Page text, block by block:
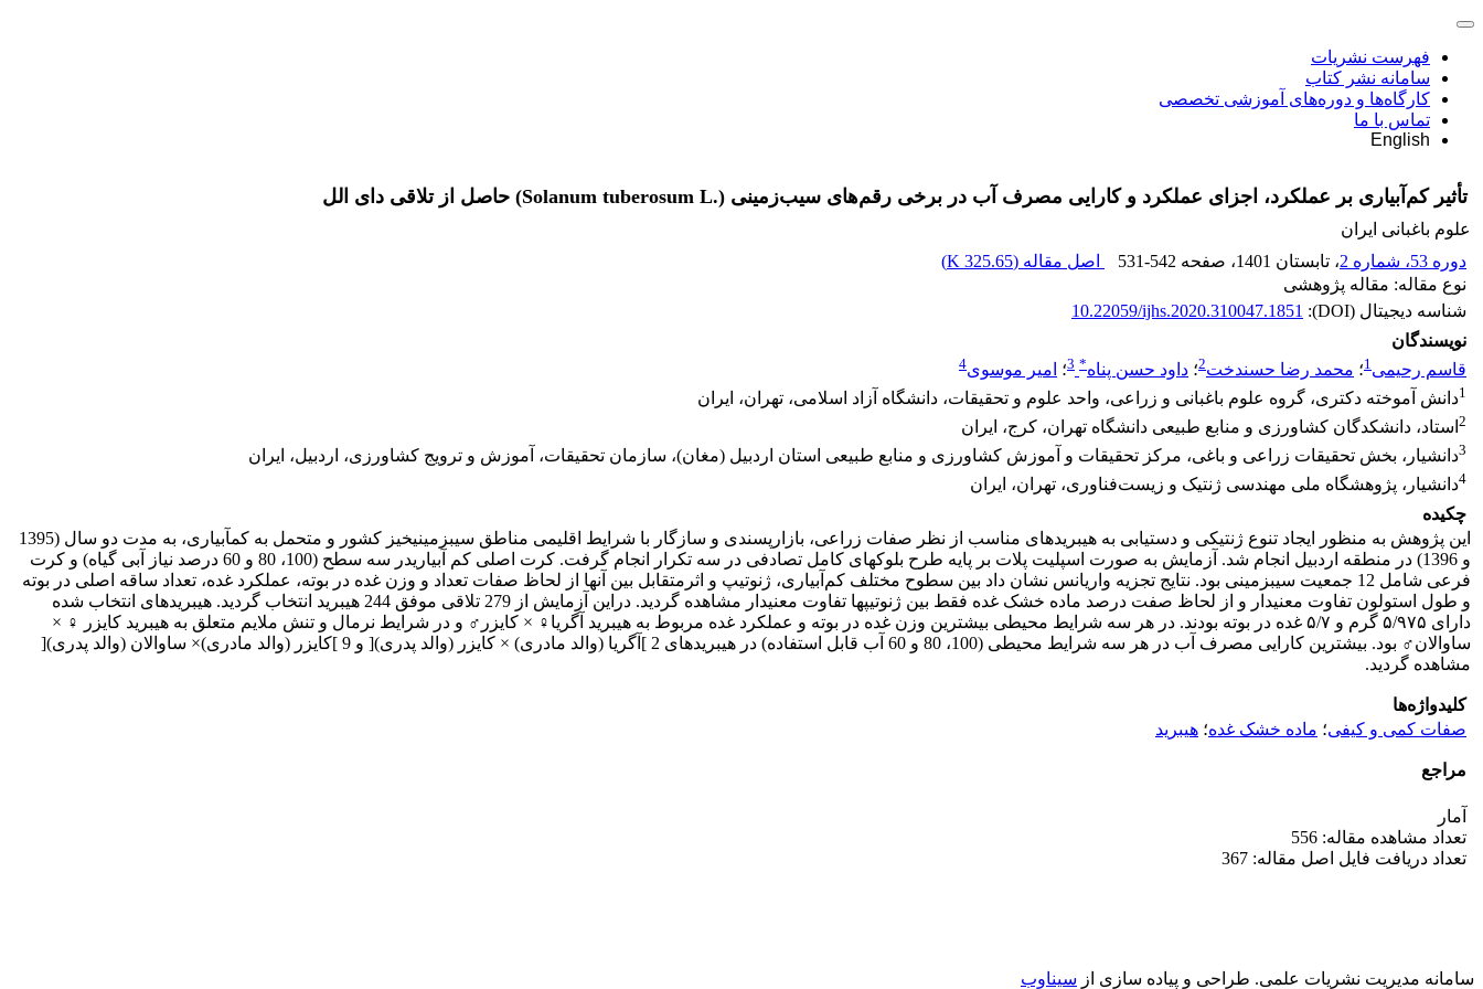
فهرست نشریات
سامانه نشر کتاب
کارگاه‌ها و دوره‌های آموزشی تخصصی
تماس با ما
English
تأثیر کم‌آبیاری بر عملکرد، اجزای عملکرد و کارایی مصرف آب در برخی رقم‌های سیب‌زمینی ‏‏(‏Solanum tuberosum L.‎‏) حاصل از تلاقی دای الل‏
علوم باغبانی ایران
دوره 53، شماره 2
، تابستان 1401 ، صفحه 531-542 اصل مقاله (325.65 K
)
نوع مقاله: مقاله پژوهشی
شناسه دیجیتال (DOI):
10.22059/ijhs.2020.310047.1851
نویسندگان
قاسم رحیمی1؛ محمد رضا حسندخت2؛ داود حسن پناه*
3؛ امیر موسوی4
1دانش آموخته دکتری، گروه علوم باغبانی و زراعی، واحد علوم و تحقیقات، دانشگاه آزاد اسلامی، تهران، ایران
2 استاد، دانشکدگان کشاورزی و منابع طبیعی دانشگاه تهران، کرج، ایران
3دانشیار، بخش تحقیقات زراعی و باغی، مرکز تحقیقات و آموزش کشاورزی و منابع طبیعی استان اردبیل (مغان)، سازمان ‏تحقیقات، آموزش و ترویج کشاورزی، اردبیل، ایران
4دانشیار، پژوهشگاه ملی مهندسی ژنتیک و زیست‌فناوری، تهران، ایران
چکیده
این پژوهش به منظور ایجاد تنوع ژنتیکی و دستیابی به هیبریدهای مناسب از نظر صفات زراعی، بازارپسندی و سازگار با شرایط اقلیمی مناطق سیب­زمینی­خیز کشور و متحمل به کم­آبیاری، به مدت دو سال (1395
و 1396) در منطقه اردبیل انجام شد. آزمایش به صورت اسپلیت پلات بر پایه طرح بلوک‏های کامل تصادفی در سه تکرار انجام گرفت. کرت اصلی کم آبیاریدر سه سطح (100، 80 و 60 درصد نیاز آبی گیاه) و کرت
فرعی شامل 12 جمعیت سیب‏زمینی بود. نتایج تجزیه واریانس نشان داد بین سطوح مختلف کم‌آبیاری، ژنوتیپ و اثرمتقابل بین آنها از لحاظ صفات تعداد و وزن غده در بوته، عملکرد غده، تعداد ساقه اصلی در بوته
و طول استولون تفاوت معنی­دار و از لحاظ صفت درصد ماده خشک غده فقط بین ژنوتیپ­ها تفاوت معنی­دار مشاهده گردید. دراین آزمایش از 279 تلاقی موفق 244 هیبرید انتخاب گردید. هیبریدهای انتخاب شده
دارای ۵/۹۷۵ گرم و ۵/۷ غده در بوته بودند. در هر سه شرایط محیطی بیشترین وزن غده در بوته و عملکرد غده مربوط به هیبرید آگریا♀ × کایزر♂ و در شرایط نرمال و تنش ملایم متعلق به هیبرید کایزر ♀ ×
ساوالان♂ بود. بیشترین کارایی مصرف آب در هر سه شرایط محیطی (100، 80 و 60 آب قابل استفاده) در هیبریدهای 2 ]آگریا (والد مادری) × کایزر (والد پدری)[ و 9 ]کایزر (والد مادری)× ساوالان (والد پدری)[
مشاهده گردید.
کلیدواژه‌ها
صفات کمی و کیفی؛ ماده خشک غده؛ هیبرید‏
مراجع
آمار
تعداد مشاهده مقاله: 556
تعداد دریافت فایل اصل مقاله: 367
سامانه مدیریت نشریات علمی. طراحی و پیاده سازی از سیناوب